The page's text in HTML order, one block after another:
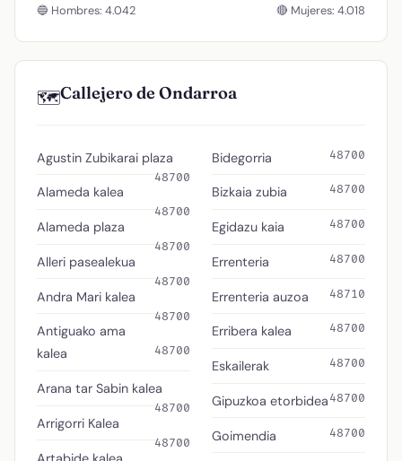
🔵 Hombres: 4.042 🔴 Mujeres: 4.018
🗺️Callejero de Ondarroa
Agustin Zubikarai plaza
48700
Alameda kalea
48700
Alameda plaza
48700
Alleri pasealekua
48700
Andra Mari kalea
48700
Antiguako ama
kalea
48700
Arana tar Sabin kalea
48700
Arrigorri Kalea
48700
Bidegorria 48700
Bizkaia zubia 48700
Egidazu kaia 48700
Errenteria 48700
Errenteria auzoa 48710
Erribera kalea 48700
Eskailerak 48700
Gipuzkoa etorbidea48700
Goimendia 48700